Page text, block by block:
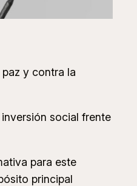
y contra la
social frente
para este
principal